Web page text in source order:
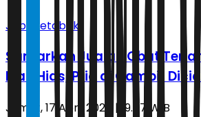
Jabodetabek
Samarkan Jualan Obat
Ikan Hias, Pria di Gambir
Jumat, 17 April 2026 | 19.07 WIB